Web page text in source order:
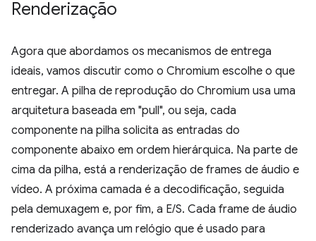
Renderização
Agora que abordamos os mecanismos de entrega
ideais, vamos discutir como o Chromium escolhe o que
entregar. A pilha de reprodução do Chromium usa uma
arquitetura baseada em "pull", ou seja, cada
componente na pilha solicita as entradas do
componente abaixo em ordem hierárquica. Na parte de
cima da pilha, está a renderização de frames de áudio e
vídeo. A próxima camada é a decodificação, seguida
pela demuxagem e, por fim, a E/S. Cada frame de áudio
renderizado avança um relógio que é usado para